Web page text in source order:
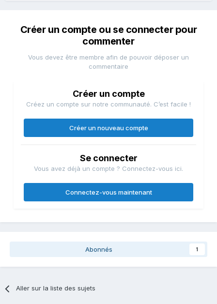
Créer un compte ou se connecter pour
commenter
Vous devez être membre afin de pouvoir déposer un
commentaire
Créer un compte
Créez un compte sur notre communauté. C’est facile !
Créer un nouveau compte
Se connecter
Vous avez déjà un compte ? Connectez-vous ici.
Connectez-vous maintenant
Abonnés 1
Aller sur la liste des sujets